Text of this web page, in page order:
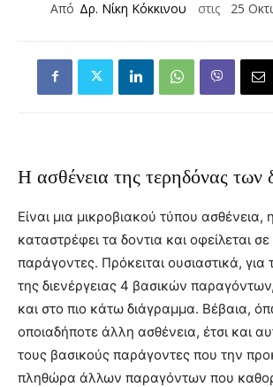
Από Δρ. Νίκη Κόκκινου στις 25
Η ασθένεια της τερηδόνας των
Είναι μια μικροβιακού τύπου ασθένεια,
καταστρέφει τα δοντια και οφείλεται
παράγοντες. Πρόκειται ουσιαστικά, για
της διενέργειας 4 βασικών
και στο πιο κάτω διάγραμμα. Βέβαια,
οποιαδήποτε άλλη ασθένεια, έτσι και
τους βασικούς παράγοντες που την
πληθώρα άλλων παραγόντων που